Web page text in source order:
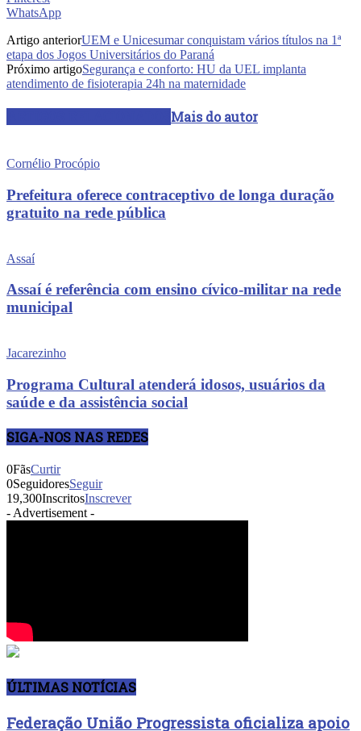
WhatsApp
Artigo anteriorUEM e Unicesumar conquistam vários títulos na 1ª
etapa dos Jogos Universitários do Paraná
Próximo artigoSegurança e conforto: HU da UEL implanta
atendimento de fisioterapia 24h na maternidade
Mais do autor
Cornélio Procópio
Prefeitura oferece contraceptivo de longa duração
gratuito na rede pública
Assaí
Assaí é referência com ensino cívico-militar na rede
municipal
Jacarezinho
Programa Cultural atenderá idosos, usuários da
saúde e da assistência social
SIGA-NOS NAS REDES
0FãsCurtir
0SeguidoresSeguir
19,300InscritosInscrever
- Advertisement -
ÚLTIMAS NOTÍCIAS
Federação União Progressista oficializa apoio